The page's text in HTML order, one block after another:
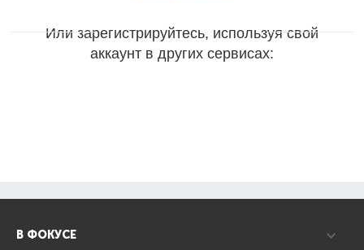
Или зарегистрируйтесь, используя свой
аккаунт в других сервисах:
В ФОКУСЕ